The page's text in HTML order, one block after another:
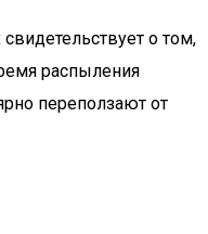
о том,
распыления
переползают от